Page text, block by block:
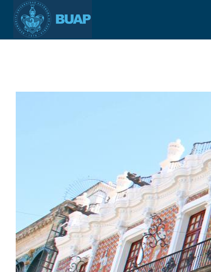
Pasar al contenido principal